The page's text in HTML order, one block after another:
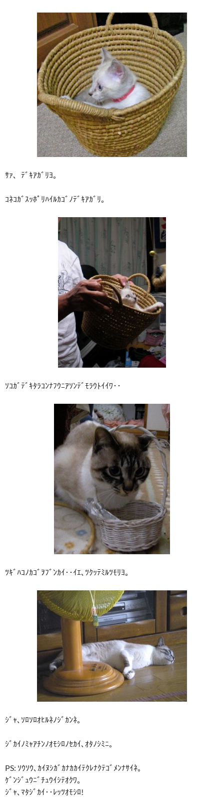
ｻｧ、ﾃﾞｷｱｶﾞﾘﾖ。
ｺﾈｺｶﾞｽｯﾎﾟﾘﾊｲﾙｶｺﾞﾉﾃﾞｷｱｶﾞﾘ｡
ｿｺｶﾞﾃﾞｷﾀﾗｺﾝﾅﾌｳﾆｱｿﾝﾃﾞﾓﾗｳﾄｲｲﾜ･･
ﾂｷﾞﾊｺﾉｶｺﾞｦﾌﾞﾝｶｲ･･ｲｴ､ﾂｸｯﾃﾐﾙﾂﾓﾘﾖ｡
ｼﾞｬ､ｿﾛｿﾛｵﾋﾙﾈﾉｼﾞｶﾝﾈ｡
ｼﾞｶｲﾉﾐｬｱﾁﾝﾉｵﾓｼﾛﾉｾｶｲ､ｵﾀﾉｼﾐﾆ｡
PS: ｿｳｿｳ､ｶｲﾇｼｶﾞｶﾅｶｶｲﾃｸﾚﾅｸﾃｺﾞﾒﾝﾅｻｲﾈ｡
ｹﾞﾝｼﾞｭｳﾆﾞﾁｭｳｲｼﾃｵｸﾜ｡
ｼﾞｬ､ﾏﾀｼﾞｶｲ･･ﾚｯﾂｵﾓｼﾛ!